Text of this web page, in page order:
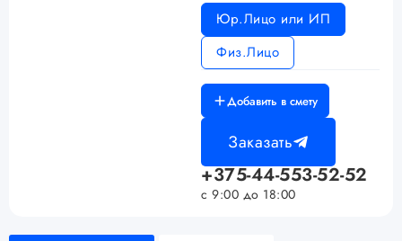
Юр.Лицо или ИП
Физ.Лицо
Добавить в смету
Заказать
+375-44-553-52-52
с 9:00 до 18:00